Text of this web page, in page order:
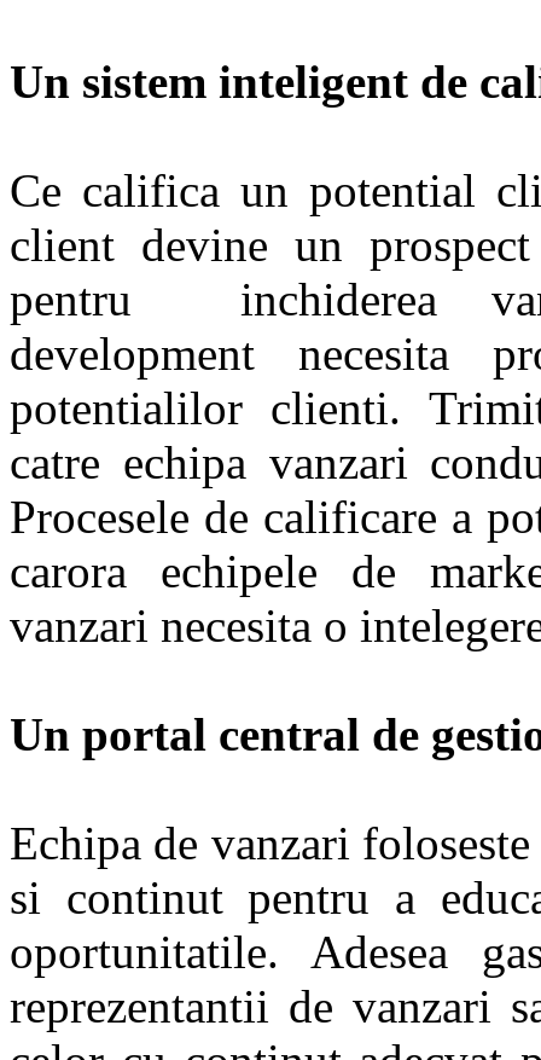
Un sistem inteligent de
Ce califica un potential
client devine un
pentru inchiderea
development necesita
potentialilor clienti.
catre echipa vanzari
Procesele de calificare a
carora echipele de
vanzari necesita o
Un portal central de
Echipa de vanzari
si continut pentru a
oportunitatile. Adesea
reprezentantii de vanzari